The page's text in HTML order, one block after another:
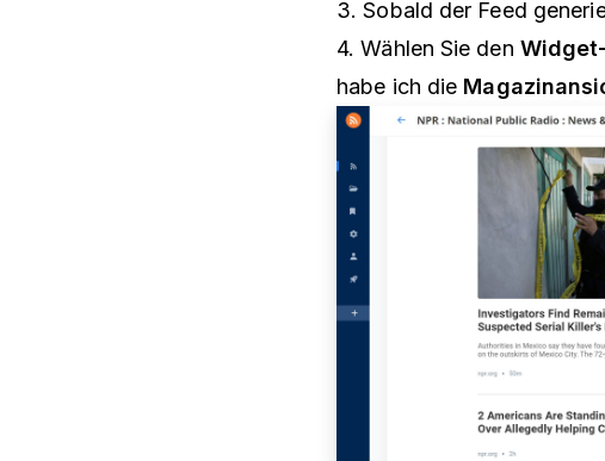
3. Sobald der Feed
4. Wählen Sie den
habe ich die